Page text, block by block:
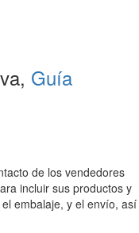
Guía
de los vendedores
incluir sus productos y
embalaje, y el envío, así